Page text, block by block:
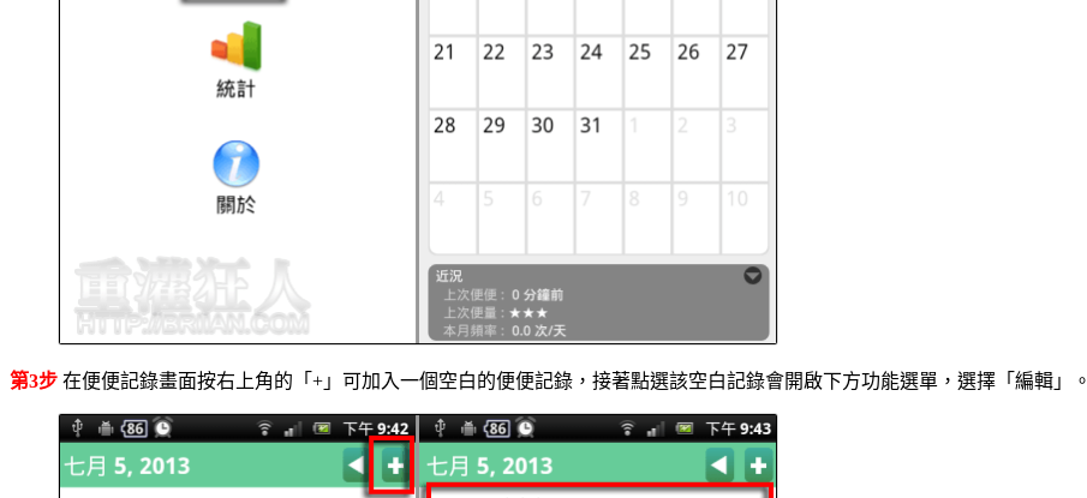
第3步 在便便記錄畫面按右上角的「+」可加入一個空白的便便記錄，接著點選該空白記錄會開啟下方功能選單，選擇「編輯」。